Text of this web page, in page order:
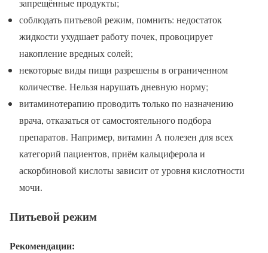
запрещённые продукты;
соблюдать питьевой режим, помнить: недостаток
жидкости ухудшает работу почек, провоцирует
накопление вредных солей;
некоторые виды пищи разрешены в ограниченном
количестве. Нельзя нарушать дневную норму;
витаминотерапию проводить только по назначению
врача, отказаться от самостоятельного подбора
препаратов. Например, витамин А полезен для всех
категорий пациентов, приём кальциферола и
аскорбиновой кислоты зависит от уровня кислотности
мочи.
Питьевой режим
Рекомендации: